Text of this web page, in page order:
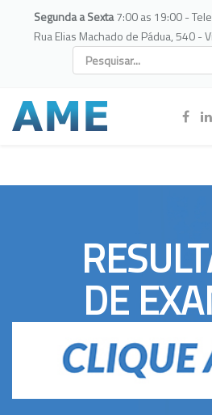
Segunda a Sexta7:00 as 19:00 -
Rua Elias Machado de Pádua, 540 -
DE